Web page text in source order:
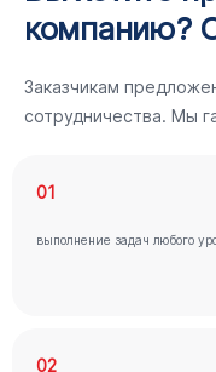
компанию?
Заказчикам
сотрудничества. Мы
01
выполнение задач любого
02